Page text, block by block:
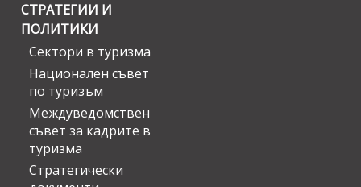
СТРАТЕГИИ И
ПОЛИТИКИ
Сектори в туризма
Национален съвет
по туризъм
Междуведомствен
съвет за кадрите в
туризма
Стратегически